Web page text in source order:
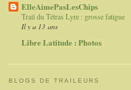
ElleAimePasLesChips
Trail du Tétras Lyre : grosse fatigue
Il y a 13 ans
Libre Latitude : Photos
BLOGS DE TRAILEURS